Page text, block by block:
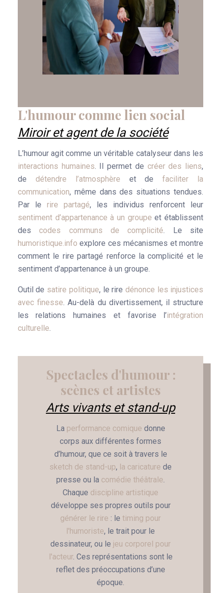
L'humour comme lien social
Miroir et agent de la société
L’humour agit comme un véritable catalyseur dans les
interactions humaines. Il permet de créer des liens,
de détendre l’atmosphère et defaciliter la
communication, même dans des situations tendues.
Par le rire partagé, les individus renforcent leur
sentiment d’appartenance à un groupe et établissent
descodes communs de complicité. Le site
humoristique.info explore ces mécanismes et montre
comment le rire partagé renforce la complicité et le
sentiment d’appartenance à un groupe.
Outil de satire politique, le rire dénonce les injustices
avec finesse. Au-delà du divertissement, il structure
les relations humaines et favorise l’intégration
culturelle.
Spectacles d'humour :
scènes et artistes
Arts vivants et stand-up
La performance comique donne
corps aux différentes formes
d’humour, que ce soit à travers le
sketch de stand-up, la caricature de
presse ou la comédie théâtrale.
Chaque discipline artistique
développe ses propres outils pour
générer le rire : le timing pour
l'humoriste, le trait pour le
dessinateur, ou le jeu corporel pour
l'acteur. Ces représentations sont le
reflet des préoccupations d’une
époque.